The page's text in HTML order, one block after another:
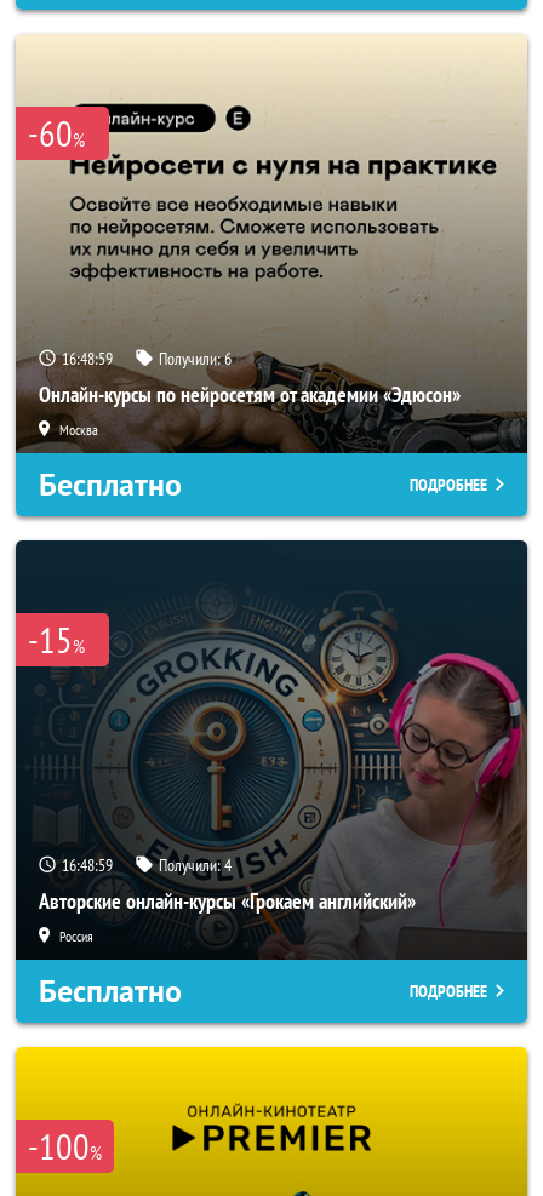
-60%
16:48:57 Получили:6
Онлайн-курсы по нейросетям от академии «Эдюсон»
Москва
Бесплатно ПОДРОБНЕЕ
-15%
16:48:57 Получили:4
Авторские онлайн-курсы «Грокаем английский»
Россия
Бесплатно ПОДРОБНЕЕ
-100%